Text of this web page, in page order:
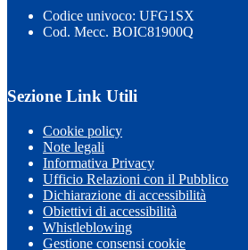
Codice univoco: UFG1SX
Cod. Mecc. BOIC81900Q
Sezione Link Utili
Cookie policy
Note legali
Informativa Privacy
Ufficio Relazioni con il Pubblico
Dichiarazione di accessibilità
Obiettivi di accessibilità
Whistleblowing
Gestione consensi cookie